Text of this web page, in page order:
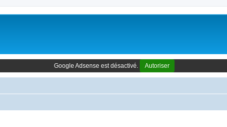
Google Adsense est désactivé. Autoriser